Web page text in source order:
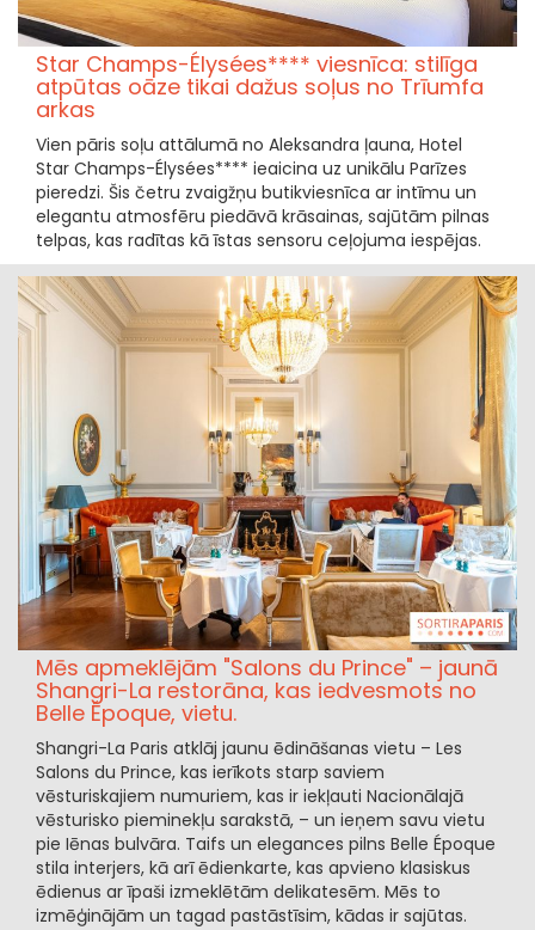
Star Champs-Élysées**** viesnīca: stilīga
atpūtas oāze tikai dažus soļus no Trīumfa
arkas
Vien pāris soļu attālumā no Aleksandra ļauna, Hotel
Star Champs-Élysées**** ieaicina uz unikālu Parīzes
pieredzi. Šis četru zvaigžņu butikviesnīca ar intīmu un
elegantu atmosfēru piedāvā krāsainas, sajūtām pilnas
telpas, kas radītas kā īstas sensoru ceļojuma iespējas.
Mēs apmeklējām "Salons du Prince" – jaunā
Shangri-La restorāna, kas iedvesmots no
Belle Époque, vietu.
Shangri-La Paris atklāj jaunu ēdināšanas vietu – Les
Salons du Prince, kas ierīkots starp saviem
vēsturiskajiem numuriem, kas ir iekļauti Nacionālajā
vēsturisko pieminekļu sarakstā, – un ieņem savu vietu
pie Iēnas bulvāra. Taifs un elegances pilns Belle Époque
stila interjers, kā arī ēdienkarte, kas apvieno klasiskus
ēdienus ar īpaši izmeklētām delikatesēm. Mēs to
izmēģinājām un tagad pastāstīsim, kādas ir sajūtas.